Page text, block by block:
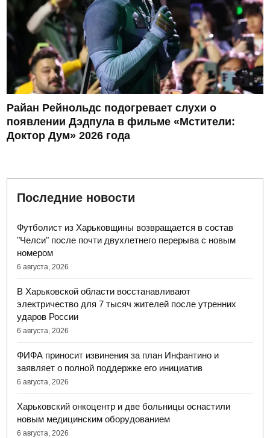
Райан Рейнольдс подогревает слухи о
появлении Дэдпула в фильме «Мстители:
Доктор Дум» 2026 года
Последние новости
Футболист из Харьковщины возвращается в состав
"Челси" после почти двухлетнего перерыва с новым
номером
6 августа, 2026
В Харьковской области восстанавливают
электричество для 7 тысяч жителей после утренних
ударов России
6 августа, 2026
ФИФА приносит извинения за план Инфантино и
заявляет о полной поддержке его инициатив
6 августа, 2026
Харьковский онкоцентр и две больницы оснастили
новым медицинским оборудованием
6 августа, 2026